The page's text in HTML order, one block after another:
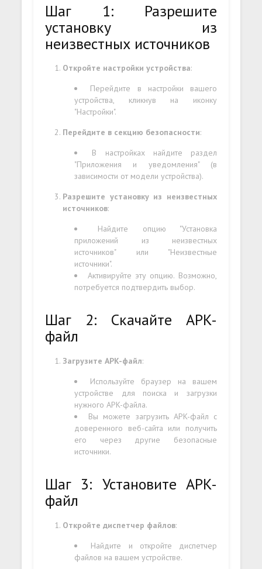
Шаг 1: Разрешите
установку из
неизвестных источников
Откройте настройки устройства:
Перейдите в настройки вашего
устройства, кликнув на иконку
"Настройки".
Перейдите в секцию безопасности:
В настройках найдите раздел
"Приложения и уведомления" (в
зависимости от модели устройства).
Разрешите установку из неизвестных
источников:
Найдите опцию "Установка
приложений из неизвестных
источников" или "Неизвестные
источники".
Активируйте эту опцию. Возможно,
потребуется подтвердить выбор.
Шаг 2: Скачайте APK-
файл
Загрузите APK-файл:
Используйте браузер на вашем
устройстве для поиска и загрузки
нужного APK-файла.
Вы можете загрузить APK-файл с
доверенного веб-сайта или получить
его через другие безопасные
источники.
Шаг 3: Установите APK-
файл
Откройте диспетчер файлов:
Найдите и откройте диспетчер
файлов на вашем устройстве.